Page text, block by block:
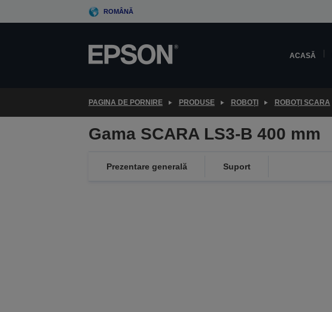
to
ROMÂNĂ
ACASĂ
PAGINA DE PORNIRE PRODUSE ROBOȚI ROBOȚI SCARA
Gama SCARA LS3-B 400 mm
Prezentare generală Suport